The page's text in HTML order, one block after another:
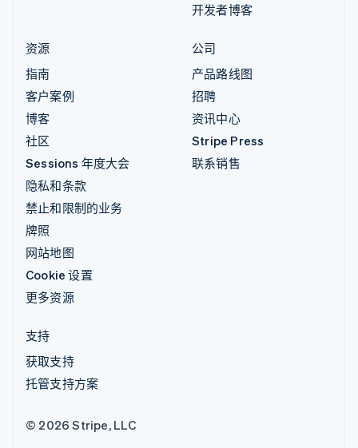
开发者博客
资源
指南
客户案例
博客
社区
Sessions 年度大会
隐私和条款
禁止和限制的业务
牌照
网站地图
Cookie 设置
更多资源
公司
产品路线图
招聘
资讯中心
Stripe Press
联系销售
支持
获取支持
托管支持方案
© 2026 Stripe, LLC